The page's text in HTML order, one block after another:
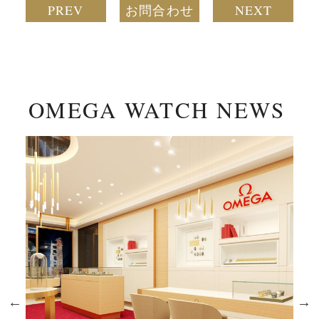
PREV お問合わせ NEXT
OMEGA WATCH NEWS